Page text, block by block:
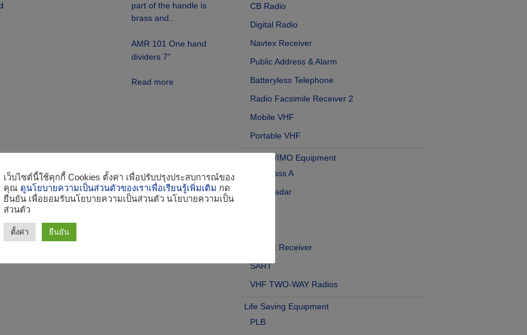
AMR 101 One hand
dividers 7”
Read more
CB Radio
Digital Radio
Navtex Receiver
Public Address & Alarm
Batteryless Telephone
Radio Facsimile Receiver 2
Mobile VHF
Portable VHF
GMDSS/IMO Equipment
AIS Class A
IMO Radar
Navtex Receiver
SART
VHF TWO-WAY Radios
Life Saving Equipment
PLB
เว็บไซต์นี้ใช้คุกกี้ Cookies ตั้งค่า เพื่อปรับปรุงประสบการณ์ของ
คุณ ดูนโยบายความเป็นส่วนตัวของเราเพื่อเรียนรู้เพิ่มเติม กด
ยืนยัน เพื่อยอมรับนโยบายความเป็นส่วนตัว นโยบายความเป็น
ส่วนตัว
ตั้งค่า ยืนยัน